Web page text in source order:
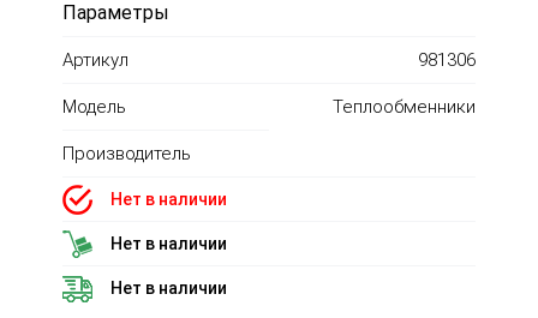
Параметры
Артикул 981306
Модель Теплообменники
Производитель
Нет в наличии
Нет в наличии
Нет в наличии